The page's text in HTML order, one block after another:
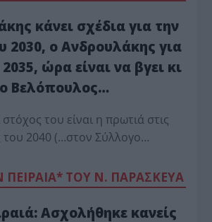
κάνει σχέδια για την
2030, ο Ανδρουλάκης για
ώρα είναι να βγει κι
ο Βελόπουλος…
του είναι η πρωτιά στις
του 2040 (…στον Σύλλογο…
ΤΟΥ Ν. ΠΑΡΑΣΚΕΥΑ
Ασχολήθηκε κανείς